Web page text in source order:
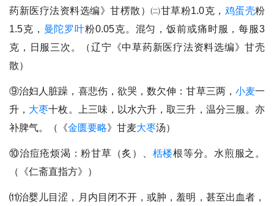
药新医疗法资料选编》甘楞散）㈡甘草粉1.0克， 鸡蛋壳粉
1.5克， 曼陀罗叶粉0.05克。混匀，饭前或痛时服，每服3
克，日服三次。（辽宁《中草药新医疗法资料选编》甘壳
散）
⑨治妇人脏躁，喜悲伤，欲哭，数欠伸：甘草三两， 小麦一
升， 大枣十枚。上三味，以水六升，取三升，温分三服。亦
补脾气。（《金匮要略》甘麦大枣汤）
⑩治痘疮烦渴：粉甘草（炙）、 栝楼根等分。水煎服之。
（《仁斋直指方》）
⑾治婴儿目涩，月内目闭不开，或肿，羞明，甚至出血者，